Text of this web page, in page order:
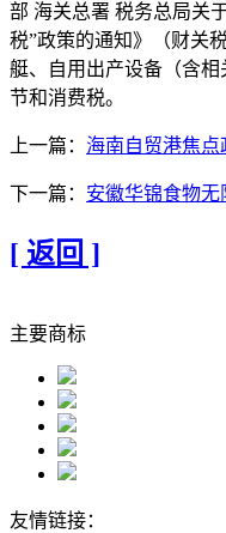
部 海关总署 税务总局关
税”政策的通知》（财关
艇、自用出产设备（含
节和消费税。
上一篇： 海南自贸港焦
下一篇： 安徽华锦食物
[ 返回 ]
主要商标
友情链接：